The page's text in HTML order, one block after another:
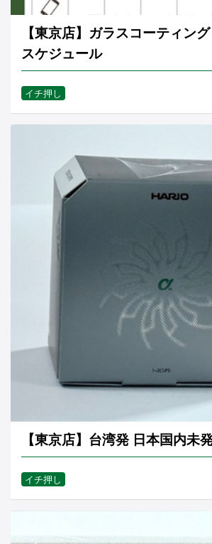
【東京店】ガラスコーティン
スケジュール
イチ押し
【東京店】台湾発 日本国内未発
イチ押し